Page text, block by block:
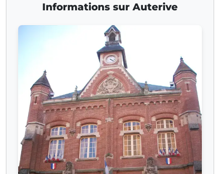
Informations sur Auterive